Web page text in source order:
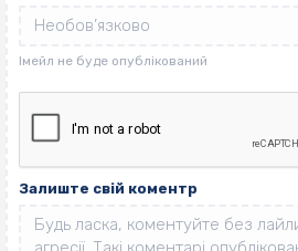
Залиште свій коментр